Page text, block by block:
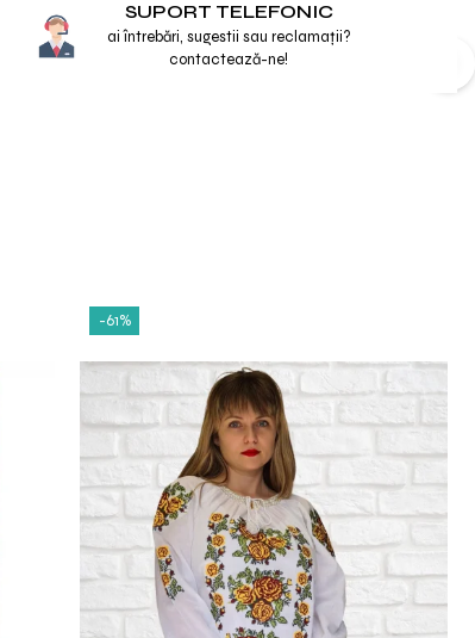
SUPORT TELEFONIC
ai întrebări, sugestii sau reclamații?
contactează-ne!
-61%